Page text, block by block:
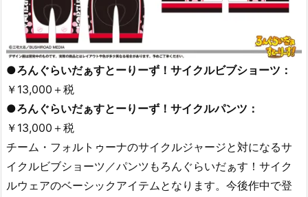
●ろんぐらいだぁすとーりーず！サイクルビブショーツ：
￥13,000＋税
●ろんぐらいだぁすとーりーず！サイクルパンツ：
￥13,000＋税
チーム・フォルトゥーナのサイクルジャージと対になるサ
イクルビブショーツ／パンツもろんぐらいだぁす！サイク
ルウェアのベーシックアイテムとなります。今後作中で登